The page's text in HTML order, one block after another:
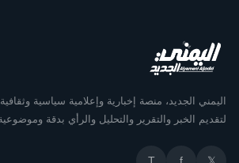
اليمني الجديد، منصة إخبارية وإعلامية سياسية
لتقديم الخبر والتقرير والتحليل والرأي بدقة
𝕏
f
T